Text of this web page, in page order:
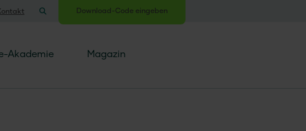
Download-Code eingeben
Akademie Magazin